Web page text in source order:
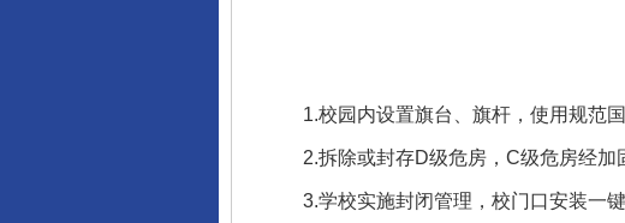
1.校园内设置旗台、旗杆，使用规范国
2.拆除或封存D级危房，C级危房经加
3.学校实施封闭管理，校门口安装一键